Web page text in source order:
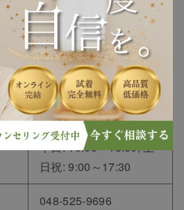
ヘアスタイル
抜け毛
白髪
〒360-0037 埼玉県熊谷
市筑波３丁目１９５ 熊
谷駅前ビル 2F
熊谷駅から徒歩約1分
火曜日
平日: 10:00～18:30, 土
日祝: 9:00～17:30
048-525-9696